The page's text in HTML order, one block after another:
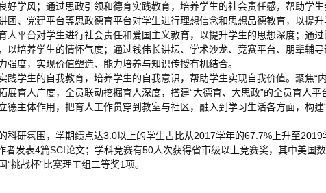
学风；通过思政引领和德育实践教育，培养学生的社会责任感，帮助学生
团、党建平台等思政德育平台对学生进行理想信念和思想品德教育，以提
人平台对学生进行社会责任和爱国主义教育，以提升学生的思想深度；通
培养学生的情怀气度；通过钱伟长讲坛、学术沙龙、竞赛平台、朋辈辅
度，实现价值塑造、能力培养与知识传授有机结合。
践学生的自我教育，培养学生的自我意识，帮助学生实现自我价值。聚焦
育人广度，全员联动挖掘育人深度，搭建“大德育、大思政”的全员育人平
主体作用，把育人工作贯穿到教室与社区，融入到学习生活各方面，构建
科研氛围，学期绩点达3.0以上的学生占比从2017学年的67.7%上升至
发表4篇SCI论文；学科竞赛有50人次获得省市级以上竞赛奖，其中美国
挑战杯”比赛理工组二等奖1项。